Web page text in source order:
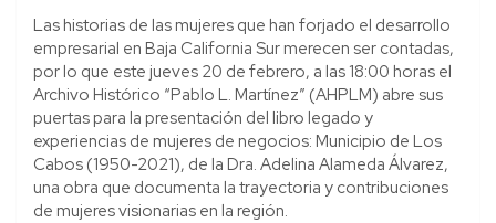
Las historias de las mujeres que han forjado el desarrollo
empresarial en Baja California Sur merecen ser contadas,
por lo que este jueves 20 de febrero, a las 18:00 horas el
Archivo Histórico “Pablo L. Martínez” (AHPLM) abre sus
puertas para la presentación del libro legado y
experiencias de mujeres de negocios: Municipio de Los
Cabos (1950-2021), de la Dra. Adelina Alameda Álvarez,
una obra que documenta la trayectoria y contribuciones
de mujeres visionarias en la región.